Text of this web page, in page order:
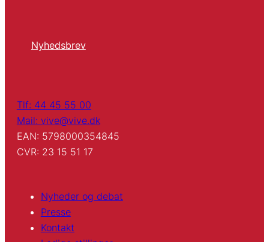
Nyhedsbrev
Tlf: 44 45 55 00
Mail: vive@vive.dk
EAN: 5798000354845
CVR: 23 15 51 17
Nyheder og debat
Presse
Kontakt